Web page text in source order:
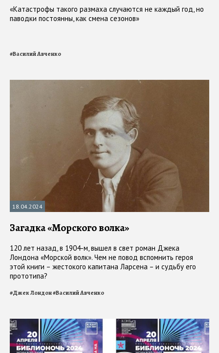
«Катастрофы такого размаха случаются не каждый год, но
паводки постоянны, как смена сезонов»
#Василий Авченко
18.04.2024
Загадка «Морского волка»
120 лет назад, в 1904-м, вышел в свет роман Джека
Лондона «Морской волк». Чем не повод вспомнить героя
этой книги – жестокого капитана Ларсена – и судьбу его
прототипа?
#Джек Лондон#Василий Авченко